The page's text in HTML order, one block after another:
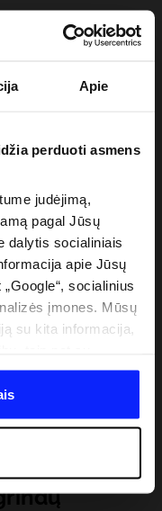
Apie
perduoti asmens
judėjimą,
pagal Jūsų
dalytis socialiniais
apie Jūsų
socialinius
įmones. Mūsų
su kita informacija,
jų
galime perduoti
siekdami
mūsų
socialinius tinklus).
politikoje ir